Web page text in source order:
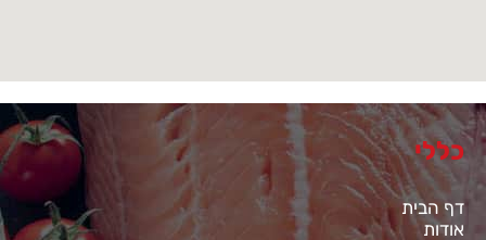
כללי
דף הבית
אודות